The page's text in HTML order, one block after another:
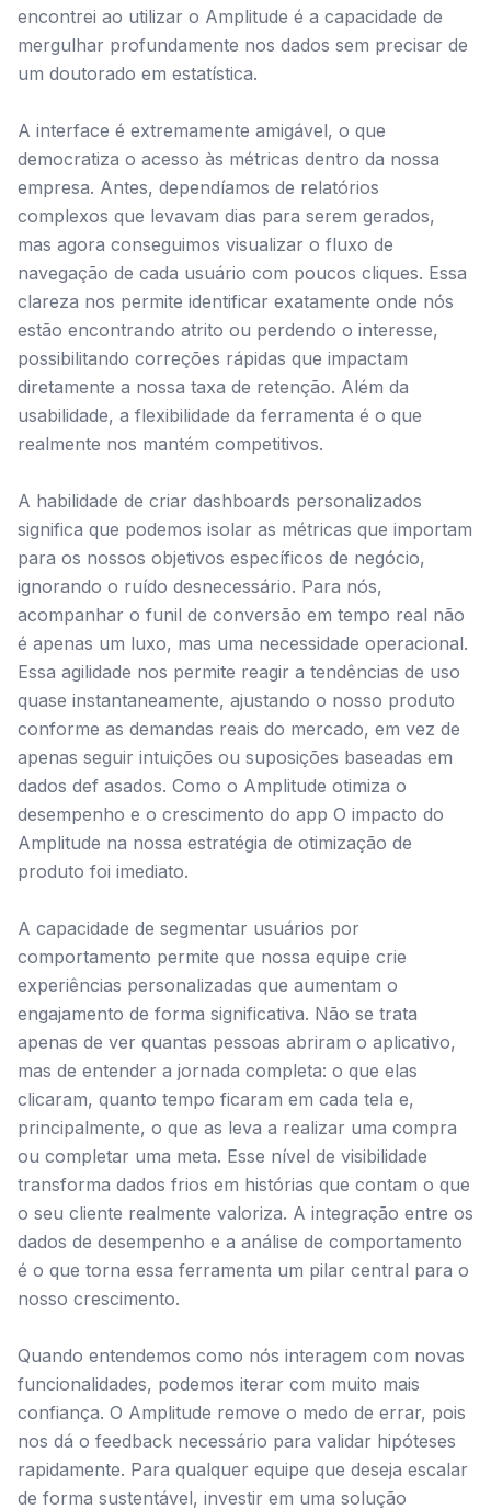
encontrei ao utilizar o Amplitude é a capacidade de
mergulhar profundamente nos dados sem precisar de
um doutorado em estatística.
A interface é extremamente amigável, o que
democratiza o acesso às métricas dentro da nossa
empresa. Antes, dependíamos de relatórios
complexos que levavam dias para serem gerados,
mas agora conseguimos visualizar o fluxo de
navegação de cada usuário com poucos cliques. Essa
clareza nos permite identificar exatamente onde nós
estão encontrando atrito ou perdendo o interesse,
possibilitando correções rápidas que impactam
diretamente a nossa taxa de retenção. Além da
usabilidade, a flexibilidade da ferramenta é o que
realmente nos mantém competitivos.
A habilidade de criar dashboards personalizados
significa que podemos isolar as métricas que importam
para os nossos objetivos específicos de negócio,
ignorando o ruído desnecessário. Para nós,
acompanhar o funil de conversão em tempo real não
é apenas um luxo, mas uma necessidade operacional.
Essa agilidade nos permite reagir a tendências de uso
quase instantaneamente, ajustando o nosso produto
conforme as demandas reais do mercado, em vez de
apenas seguir intuições ou suposições baseadas em
dados def asados. Como o Amplitude otimiza o
desempenho e o crescimento do app O impacto do
Amplitude na nossa estratégia de otimização de
produto foi imediato.
A capacidade de segmentar usuários por
comportamento permite que nossa equipe crie
experiências personalizadas que aumentam o
engajamento de forma significativa. Não se trata
apenas de ver quantas pessoas abriram o aplicativo,
mas de entender a jornada completa: o que elas
clicaram, quanto tempo ficaram em cada tela e,
principalmente, o que as leva a realizar uma compra
ou completar uma meta. Esse nível de visibilidade
transforma dados frios em histórias que contam o que
o seu cliente realmente valoriza. A integração entre os
dados de desempenho e a análise de comportamento
é o que torna essa ferramenta um pilar central para o
nosso crescimento.
Quando entendemos como nós interagem com novas
funcionalidades, podemos iterar com muito mais
confiança. O Amplitude remove o medo de errar, pois
nos dá o feedback necessário para validar hipóteses
rapidamente. Para qualquer equipe que deseja escalar
de forma sustentável, investir em uma solução